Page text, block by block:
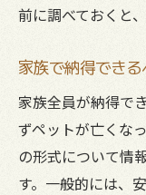
前に調べておくと
家族で納得でき
家族全員が納得で
ずペットが亡くな
の形式について情
す。一般的には、